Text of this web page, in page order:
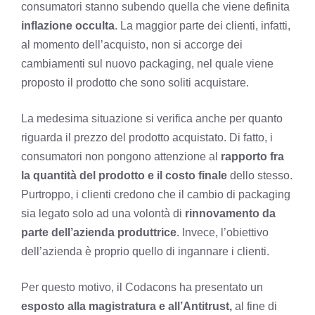
consumatori stanno subendo quella che viene definita
inflazione occulta. La maggior parte dei clienti, infatti,
al momento dell’acquisto, non si accorge dei
cambiamenti sul nuovo packaging, nel quale viene
proposto il prodotto che sono soliti acquistare.
La medesima situazione si verifica anche per quanto
riguarda il prezzo del prodotto acquistato. Di fatto, i
consumatori non pongono attenzione al rapporto fra
la quantità del prodotto e il costo finale dello stesso.
Purtroppo, i clienti credono che il cambio di packaging
sia legato solo ad una volontà di rinnovamento da
parte dell’azienda produttrice. Invece, l’obiettivo
dell’azienda è proprio quello di ingannare i clienti.
Per questo motivo, il Codacons ha presentato un
esposto alla magistratura e all’Antitrust, al fine di